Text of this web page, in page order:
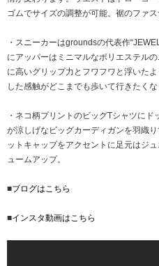
ゴムでサイズの調整が可能。裾のファ
・スニーカーはgroundsの代表作
にアッパーはミニマルなポリエステル
に高いグリップ力とフワフワと浮いた
した感触がどこまでも歩いて行きたくな
・ネコ柄プリントのビッグTシャツに
が涼しげなビッグカーディガンを羽織
ットキャップをアクセントに足元はジ
ュームアップ。
■ブログはこちら
■インスタ動画はこちら